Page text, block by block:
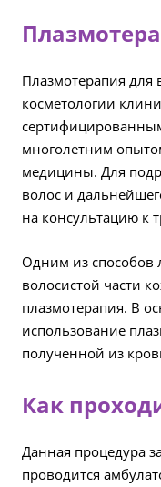
Плазмотерапия для
косметологии
многолетним
медицины. Для
волос и
на консультацию к
Одним из способов
волосистой части
плазмотерапия. В
использование
полученной из
Как
Данная процедура
проводится